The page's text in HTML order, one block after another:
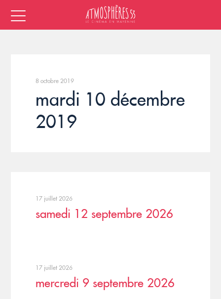
8 octobre 2019
mardi 10 décembre
2019
17 juillet 2026
samedi 12 septembre 2026
17 juillet 2026
mercredi 9 septembre 2026